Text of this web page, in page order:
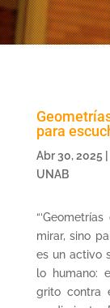
para
Abr 30, 2025|
UNAB
mirar, sino
es un activo
lo humano:
grito contra